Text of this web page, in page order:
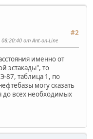
#2
от Ant-on-Line
именно от
эстакады", то
87, таблица 1, по
могу сказать
до всех необходимых